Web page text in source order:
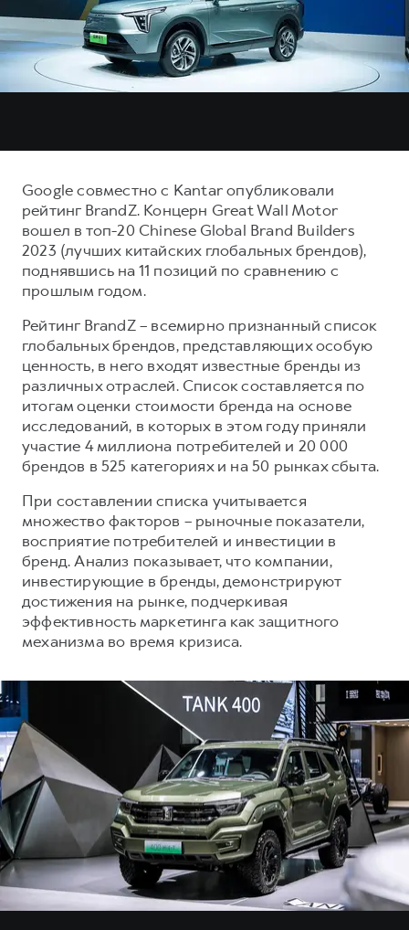
DARGO
от 3 199 000 ₽ от 3 499 000 ₽
F7
от 2 899 000 ₽ от 3 599 000 ₽
POER
от 3 449 000 ₽
Тест-драйв
Трейд-ин
Кредитный калькулятор
Кредит
КОРПОРАТИВНЫМ КЛИЕНТАМ
Для малого бизнеса
Корпоративным клиентам
Крупным корпоративным клиентам
Система управления автопарком GWM Fleet
Сервис для корпоративных клиентов
HAVAL Лизинг
АКСЕССУАРЫ HAVAL
Автомобильные аксессуары
Коллекция CITY
Коллекция Базовая
Коллекция Детская
СЕРВИСНОЕ ОБСЛУЖИВАНИЕ
Нулевое ТО
Программа «Помощь на дороге»
Электронный ПТС
ПОДДЕРЖКА
GWM Безопасность
Гарантия HAVAL
Мобильное приложение GWM
Программа «HAVAL Защита+»
Руководства по эксплуатации
Подписки
АКСЕССУАРЫ HAVAL
Автомобильные аксессуары
Коллекция CITY
Коллекция Базовая
Коллекция Детская
О дилере
Наша команда
Контакты
Google совместно c Kantar опубликовали
рейтинг BrandZ. Концерн Great Wall Motor
вошел в топ-20 Chinese Global Brand Builders
2023 (лучших китайских глобальных брендов),
поднявшись на 11 позиций по сравнению с
прошлым годом.
Рейтинг BrandZ – всемирно признанный список
глобальных брендов, представляющих особую
ценность, в него входят известные бренды из
различных отраслей. Список составляется по
итогам оценки стоимости бренда на основе
исследований, в которых в этом году приняли
участие 4 миллиона потребителей и 20 000
брендов в 525 категориях и на 50 рынках сбыта.
При составлении списка учитывается
множество факторов – рыночные показатели,
восприятие потребителей и инвестиции в
бренд. Анализ показывает, что компании,
инвестирующие в бренды, демонстрируют
достижения на рынке, подчеркивая
эффективность маркетинга как защитного
механизма во время кризиса.